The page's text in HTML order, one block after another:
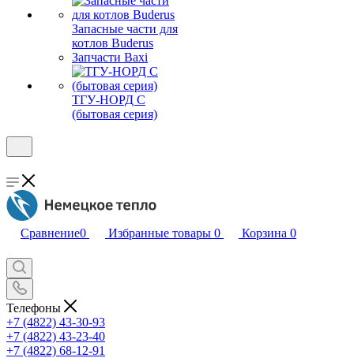
Запасные части для
котлов Buderus
Запчасти Baxi
ТГУ-НОРД С
(бытовая серия)
Сравнение0 Избранные товары 0 Корзина 0
Телефоны
+7 (4822) 43-30-93
+7 (4822) 43-23-40
+7 (4822) 68-12-91